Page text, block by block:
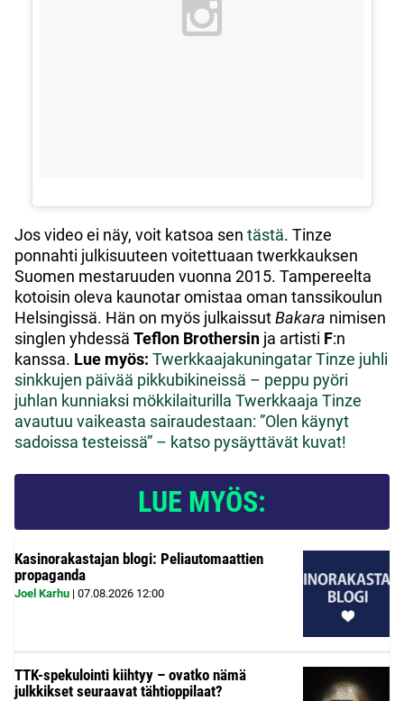
Jos video ei näy, voit katsoa sen tästä. Tinze
ponnahti julkisuuteen voitettuaan twerkkauksen
Suomen mestaruuden vuonna 2015. Tampereelta
kotoisin oleva kaunotar omistaa oman tanssikoulun
Helsingissä. Hän on myös julkaissutBakara nimisen
singlen yhdessä Teflon Brothersin ja artisti F:n
kanssa. Lue myös: Twerkkaajakuningatar Tinze juhli
sinkkujen päivää pikkubikineissä – peppu pyöri
juhlan kunniaksi mökkilaiturilla Twerkkaaja Tinze
avautuu vaikeasta sairaudestaan: ”Olen käynyt
sadoissa testeissä” – katso pysäyttävät kuvat!
LUE MYÖS:
Kasinorakastajan blogi: Peliautomaattien
propaganda
Joel Karhu | 07.08.2026 12:00
TTK-spekulointi kiihtyy – ovatko nämä
julkkikset seuraavat tähtioppilaat?